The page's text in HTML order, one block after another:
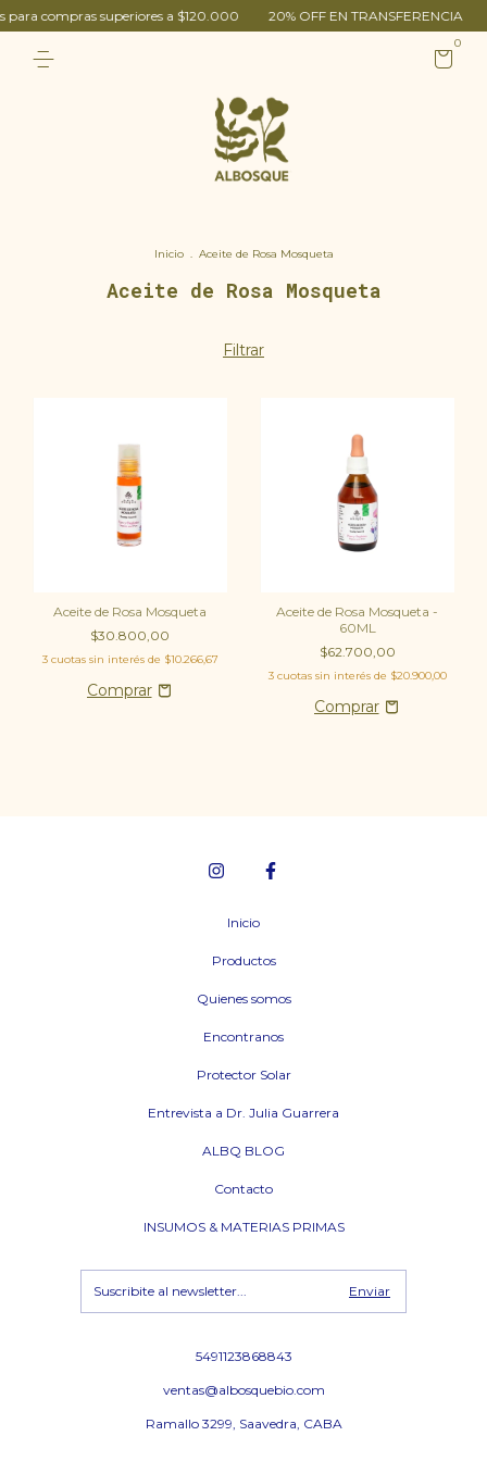
compras superiores a $120.000 20% OFF EN TRANSFERENCIA
0
Inicio . Aceite de Rosa Mosqueta
Aceite de Rosa Mosqueta
Filtrar
Aceite de Rosa Mosqueta
$30.800,00
3 cuotas sin interés de $10.266,67
Aceite de Rosa Mosqueta -
60ML
$62.700,00
3 cuotas sin interés de $20.900,00
Inicio
Productos
Quienes somos
Encontranos
Protector Solar
Entrevista a Dr. Julia Guarrera
ALBQ BLOG
Contacto
INSUMOS & MATERIAS PRIMAS
5491123868843
ventas@albosquebio.com
Ramallo 3299, Saavedra, CABA